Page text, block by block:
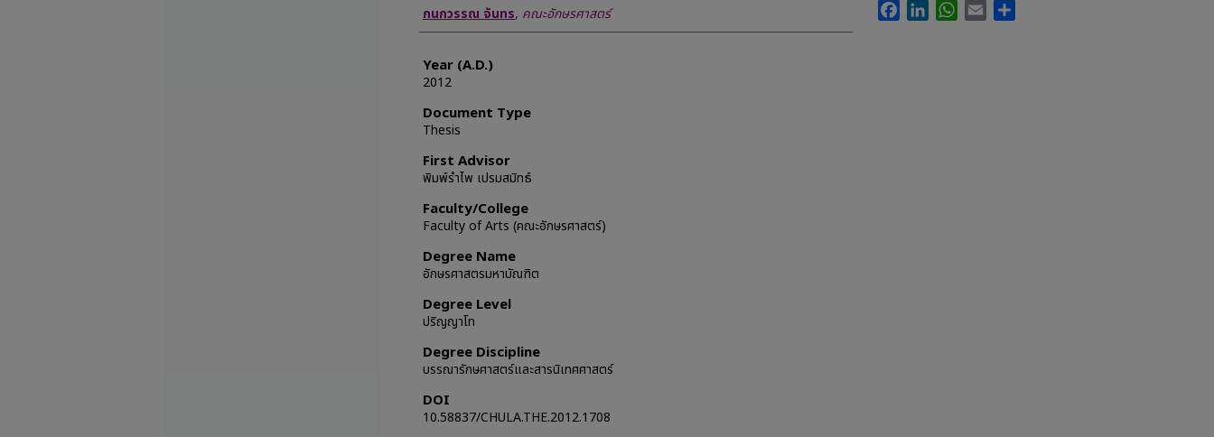
Author
กนกวรรณ จันทร, คณะอักษรศาสตร์
Year (A.D.)
2012
Document Type
Thesis
First Advisor
พิมพ์รำไพ เปรมสมิทธ์
Faculty/College
Faculty of Arts (คณะอักษรศาสตร์)
Degree Name
อักษรศาสตรมหาบัณฑิต
Degree Level
ปริญญาโท
Degree Discipline
บรรณารักษศาสตร์และสารนิเทศศาสตร์
DOI
10.58837/CHULA.THE.2012.1708
FacebookLinkedInWhatsApp
Email